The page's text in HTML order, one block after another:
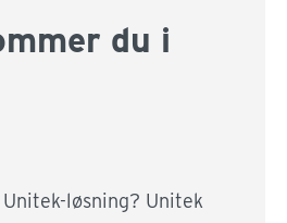
du i
løsning? Unitek